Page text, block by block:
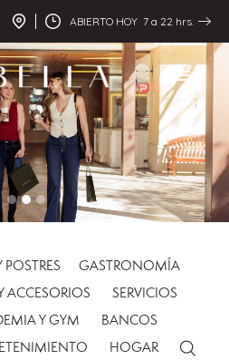
ABIERTO HOY 7 a 22 hrs.
POSTRES
GASTRONOMÍA
ACCESORIOS
SERVICIOS
Y GYM
BANCOS
HOGAR